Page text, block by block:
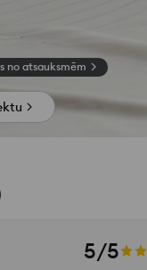
no atsauksmēm
5/5